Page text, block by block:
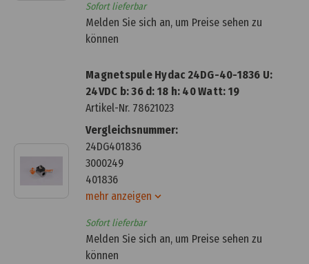
Sofort lieferbar
Melden Sie sich an, um Preise sehen zu
können
Magnetspule Hydac 24DG-40-1836 U:
24VDC b: 36 d: 18 h: 40 Watt: 19
Artikel-Nr. 78621023
Vergleichsnummer:
24DG401836
3000249
401836
mehr anzeigen
Sofort lieferbar
Melden Sie sich an, um Preise sehen zu
können